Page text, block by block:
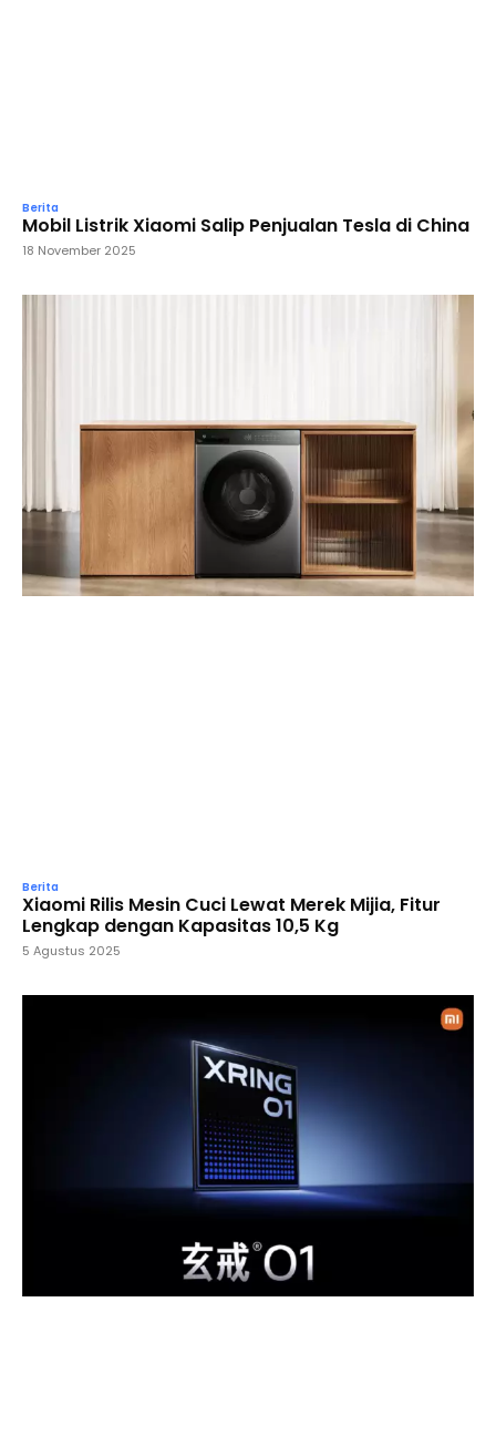
Berita
Mobil Listrik Xiaomi Salip Penjualan Tesla di China
18 November 2025
Berita
Xiaomi Rilis Mesin Cuci Lewat Merek Mijia, Fitur
Lengkap dengan Kapasitas 10,5 Kg
5 Agustus 2025